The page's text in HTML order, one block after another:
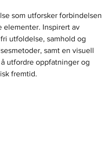
som utforsker forbindelsen
elementer. Inspirert av
utfoldelse, samhold og
samt en visuell
utfordre oppfatninger og
fremtid.